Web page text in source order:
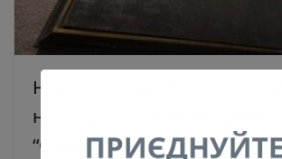
На виборах до Київради
набирають “УДАР Віталія
“Слуга народу”